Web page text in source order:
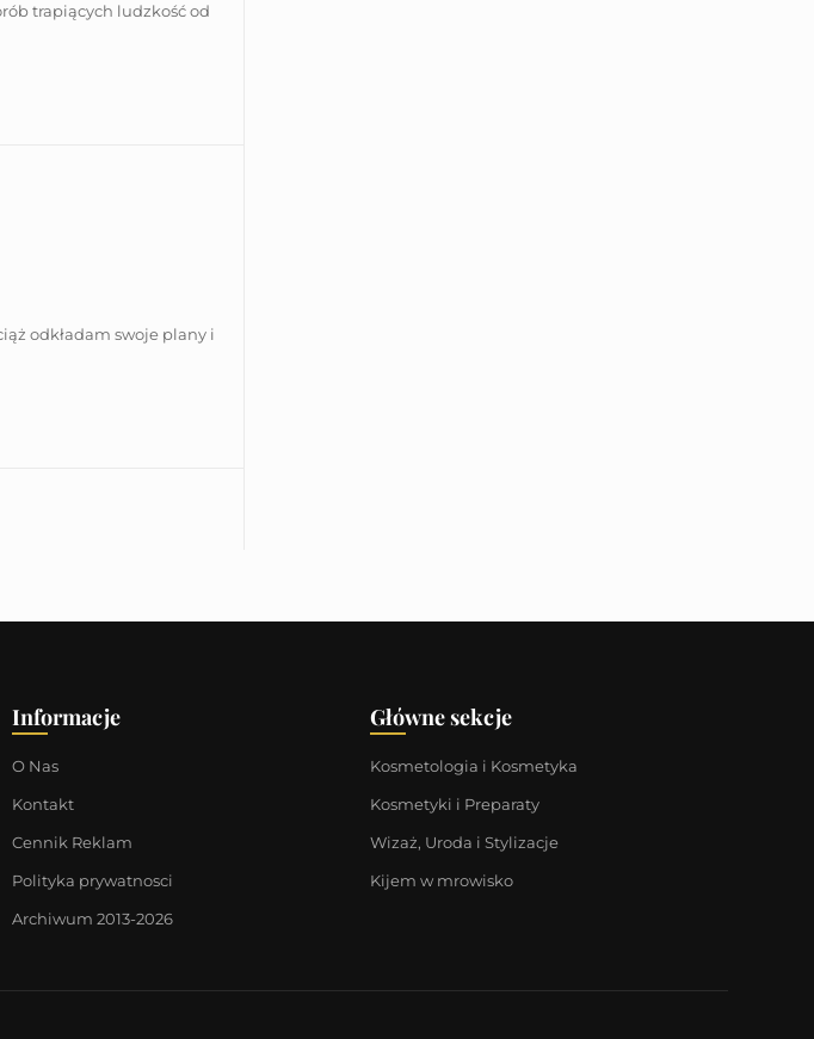
trapiących ludzkość od
odkładam swoje plany i
Informacje
O Nas
Kontakt
Cennik Reklam
Polityka prywatnosci
Archiwum 2013-2026
Główne sekcje
Kosmetologia i Kosmetyka
Kosmetyki i Preparaty
Wizaż, Uroda i Stylizacje
Kijem w mrowisko